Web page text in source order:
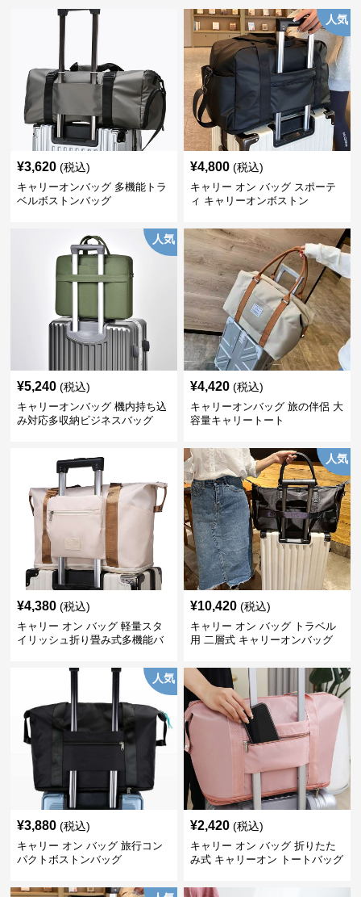
¥3,620 (税込)
キャリーオンバッグ 多機能トラ
ベルボストンバッグ
人気
¥4,800 (税込)
キャリー オン バッグ スポーテ
ィ キャリーオンボストン
人気
¥5,240 (税込)
キャリーオンバッグ 機内持ち込
み対応多収納ビジネスバッグ
¥4,420 (税込)
キャリーオンバッグ 旅の伴侶 大
容量キャリートート
¥4,380 (税込)
キャリー オン バッグ 軽量スタ
イリッシュ折り畳み式多機能バ
人気
¥10,420 (税込)
キャリー オン バッグ トラベル
用 二層式 キャリーオンバッグ
人気
¥3,880 (税込)
キャリー オン バッグ 旅行コン
パクトボストンバッグ
¥2,420 (税込)
キャリー オン バッグ 折りたた
み式 キャリーオン トートバッグ